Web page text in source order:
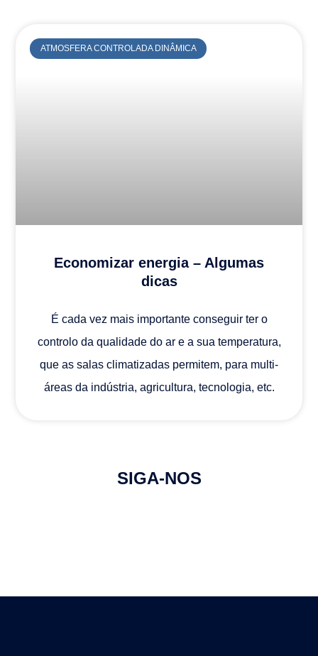
ATMOSFERA CONTROLADA DINÂMICA
Economizar energia – Algumas
dicas
É cada vez mais importante conseguir ter o
controlo da qualidade do ar e a sua temperatura,
que as salas climatizadas permitem, para multi-
áreas da indústria, agricultura, tecnologia, etc.
SIGA-NOS